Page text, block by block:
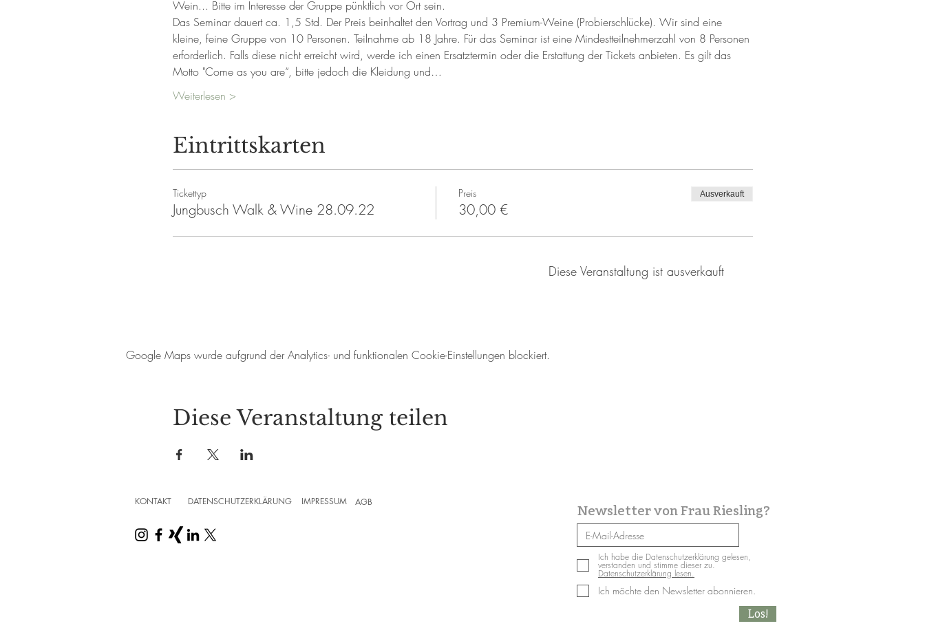
Wein... Bitte im Interesse der Gruppe pünktlich vor Ort sein.
Das Seminar dauert ca. 1,5 Std. Der Preis beinhaltet den Vortrag und 3 Premium-Weine (Probierschlücke). Wir sind eine
kleine, feine Gruppe von 10 Personen. Teilnahme ab 18 Jahre. Für das Seminar ist eine Mindestteilnehmerzahl von 8 Personen
erforderlich. Falls diese nicht erreicht wird, werde ich einen Ersatztermin oder die Erstattung der Tickets anbieten. Es gilt das
Motto "Come as you are“, bitte jedoch die Kleidung und…
Weiterlesen >
Eintrittskarten
Tickettyp
Jungbusch Walk & Wine 28.09.22
Preis
30,00 €
Ausverkauft
Diese Veranstaltung ist ausverkauft
Google Maps wurde aufgrund der Analytics- und funktionalen Cookie-Einstellungen blockiert.
Diese Veranstaltung teilen
KONTAKT DATENSCHUTZERKLÄRUNG IMPRESSUM AGB
Newsletter von Frau Riesling?
Ich habe die Datenschutzerklärung gelesen,
verstanden und stimme dieser zu.
Datenschutzerklärung lesen.
Ich möchte den Newsletter abonnieren.
Los!